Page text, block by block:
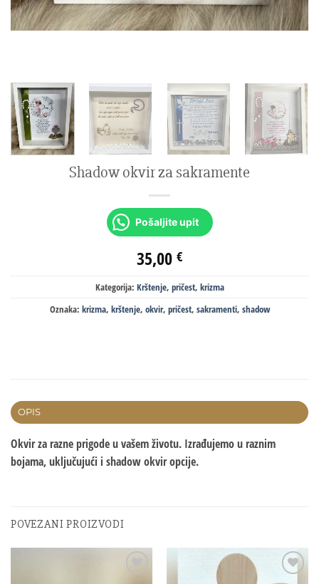
Shadow okvir za sakramente
Pošaljite upit
35,00 €
Kategorija: Krštenje, pričest, krizma
Oznaka: krizma, krštenje, okvir, pričest, sakramenti, shadow
OPIS
Okvir za razne prigode u vašem životu. Izrađujemo u raznim
bojama, uključujući i shadow okvir opcije.
POVEZANI PROIZVODI